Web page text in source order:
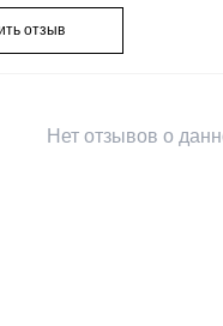
отзыв
Нет отзывов о